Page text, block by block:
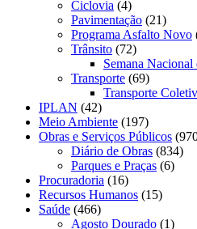
Ciclovia (4)
Pavimentação (21)
Programa Asfalto Novo
Trânsito (72)
Semana
Transporte (69)
Transporte
IPLAN (42)
Meio Ambiente (197)
Obras e Serviços Públicos
Diário de Obras (834)
Parques e Praças (6)
Procuradoria (16)
Recursos Humanos (15)
Saúde (466)
Agosto Dourado (1)